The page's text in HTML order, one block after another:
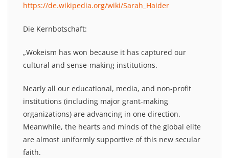
https://de.wikipedia.org/wiki/Sarah_Haider
Die Kernbotschaft:
„Wokeism has won because it has captured our
cultural and sense-making institutions.
Nearly all our educational, media, and non-profit
institutions (including major grant-making
organizations) are advancing in one direction.
Meanwhile, the hearts and minds of the global elite
are almost uniformly supportive of this new secular
faith.